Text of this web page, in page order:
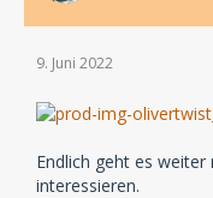
9. Juni 2022
Endlich geht es
interessieren.